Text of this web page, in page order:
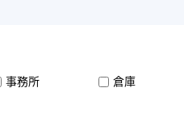
事務所
倉庫